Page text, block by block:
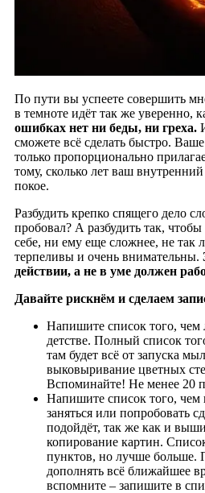
По пути вы успеете совершить
в темноте идёт так же уверенно,
ошибках нет ни беды, ни греха.
сможете всё сделать быстро.
только пропорционально
тому, сколько лет ваш внутренний
покое.
Разбудить крепко спящего дело
пробовал? А разбудить так,
себе, ни ему еще сложнее, не так
терпеливы и очень внимательны.
действии, а не в уме должен
Давайте рискнём и сделаем
Напишите список того, чем
детстве. Полный список
там будет всё от запуска
выковыривание цветных
Вспоминайте! Не менее 20
Напишите список того, чем
заняться или попробовать
подойдёт, так же как и
копирование картин.
пунктов, но лучше больше.
дополнять всё ближайшее
вспомните – запишите в